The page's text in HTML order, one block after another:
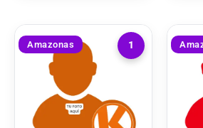
1
Amazonas